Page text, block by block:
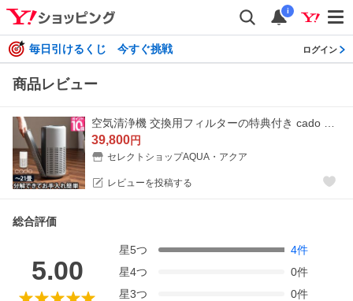
i
毎日引けるくじ 今すぐ挑戦 ログイン
商品レビュー
39,800円
セレクトショップAQUA・アクア
レビューを投稿する
総合評価
5.00
星5つ 4件
星4つ 0件
星3つ 0件